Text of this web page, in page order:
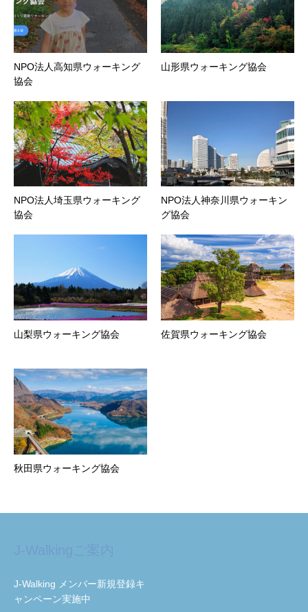
NPO法人高知県ウォーキング
協会
山形県ウォーキング協会
NPO法人埼玉県ウォーキング
協会
NPO法人神奈川県ウォーキン
グ協会
山梨県ウォーキング協会 佐賀県ウォーキング協会
秋田県ウォーキング協会
J-Walking メンバー新規登録キ
ャンペーン実施中